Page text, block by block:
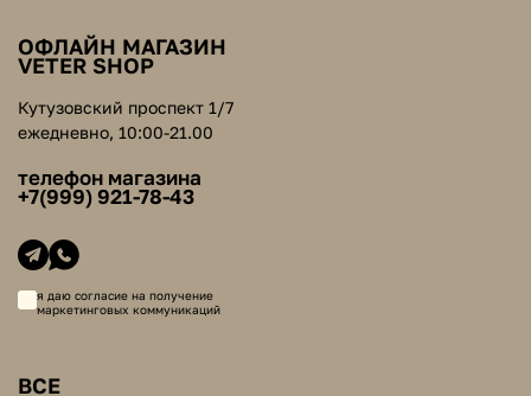
ОФЛАЙН МАГАЗИН
VETER SHOP
Кутузовский проспект 1/7
ежедневно, 10:00-21.00
телефон магазина
+7(999) 921-78-43
я даю согласие на получение
маркетинговых коммуникаций
ВСЕ